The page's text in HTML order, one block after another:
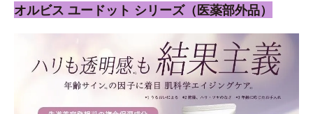
オルビス ユードット シリーズ（医薬部外品）